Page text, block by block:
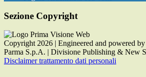
Sezione Copyright
Copyright 2026 | Engineered and powered
Parma S.p.A. | Divisione Publishing & New
Disclaimer trattamento dati personali